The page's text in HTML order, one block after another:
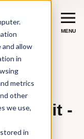
allow
in
metrics
other
we use,
in
Let's talk
MENU
Let's talk
MENU
limit -